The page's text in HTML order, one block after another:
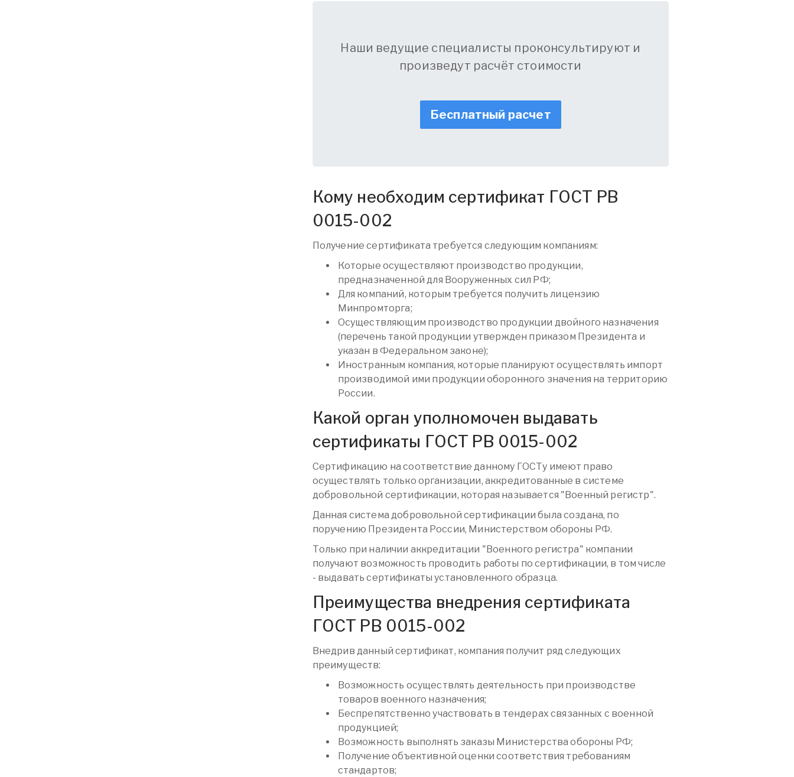
Наши ведущие специалисты проконсультируют и
произведут расчёт стоимости
Бесплатный расчет
Кому необходим сертификат ГОСТ РВ
0015-002
Получение сертификата требуется следующим компаниям:
Которые осуществляют производство продукции,
предназначенной для Вооруженных сил РФ;
Для компаний, которым требуется получить лицензию
Минпромторга;
Осуществляющим производство продукции двойного назначения
(перечень такой продукции утвержден приказом Президента и
указан в Федеральном законе);
Иностранным компания, которые планируют осуществлять импорт
производимой ими продукции оборонного значения на территорию
России.
Какой орган уполномочен выдавать
сертификаты ГОСТ РВ 0015-002
Сертификацию на соответствие данному ГОСТу имеют право
осуществлять только организации, аккредитованные в системе
добровольной сертификации, которая называется "Военный регистр".
Данная система добровольной сертификации была создана, по
поручению Президента России, Министерством обороны РФ.
Только при наличии аккредитации "Военного регистра" компании
получают возможность проводить работы по сертификации, в том числе
- выдавать сертификаты установленного образца.
Преимущества внедрения сертификата
ГОСТ РВ 0015-002
Внедрив данный сертификат, компания получит ряд следующих
преимуществ:
Возможность осуществлять деятельность при производстве
товаров военного назначения;
Беспрепятственно участвовать в тендерах связанных с военной
продукцией;
Возможность выполнять заказы Министерства обороны РФ;
Получение объективной оценки соответствия требованиям
стандартов;